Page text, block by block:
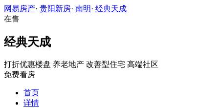
网易房产· 贵阳新房· 南明· 经典天成
在售
经典天成
打折优惠楼盘 养老地产 改善型住宅 高端社区
免费看房
首页
详情